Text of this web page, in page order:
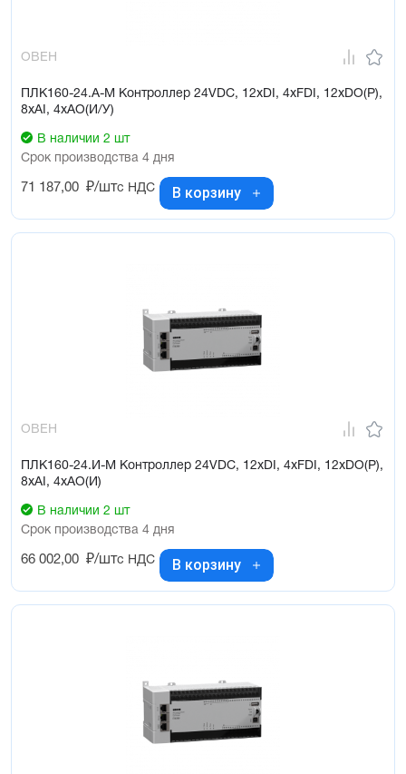
ОВЕН
ПЛК160-24.А-М Контроллер 24VDC, 12xDI, 4xFDI, 12xDO(Р),
8xAI, 4xAO(И/У)
В наличии 2 шт
Срок производства 4 дня
71 187,00 ₽/штс НДС В корзину
ОВЕН
ПЛК160-24.И-М Контроллер 24VDC, 12xDI, 4xFDI, 12xDO(Р),
8xAI, 4xAO(И)
В наличии 2 шт
Срок производства 4 дня
66 002,00 ₽/штс НДС В корзину